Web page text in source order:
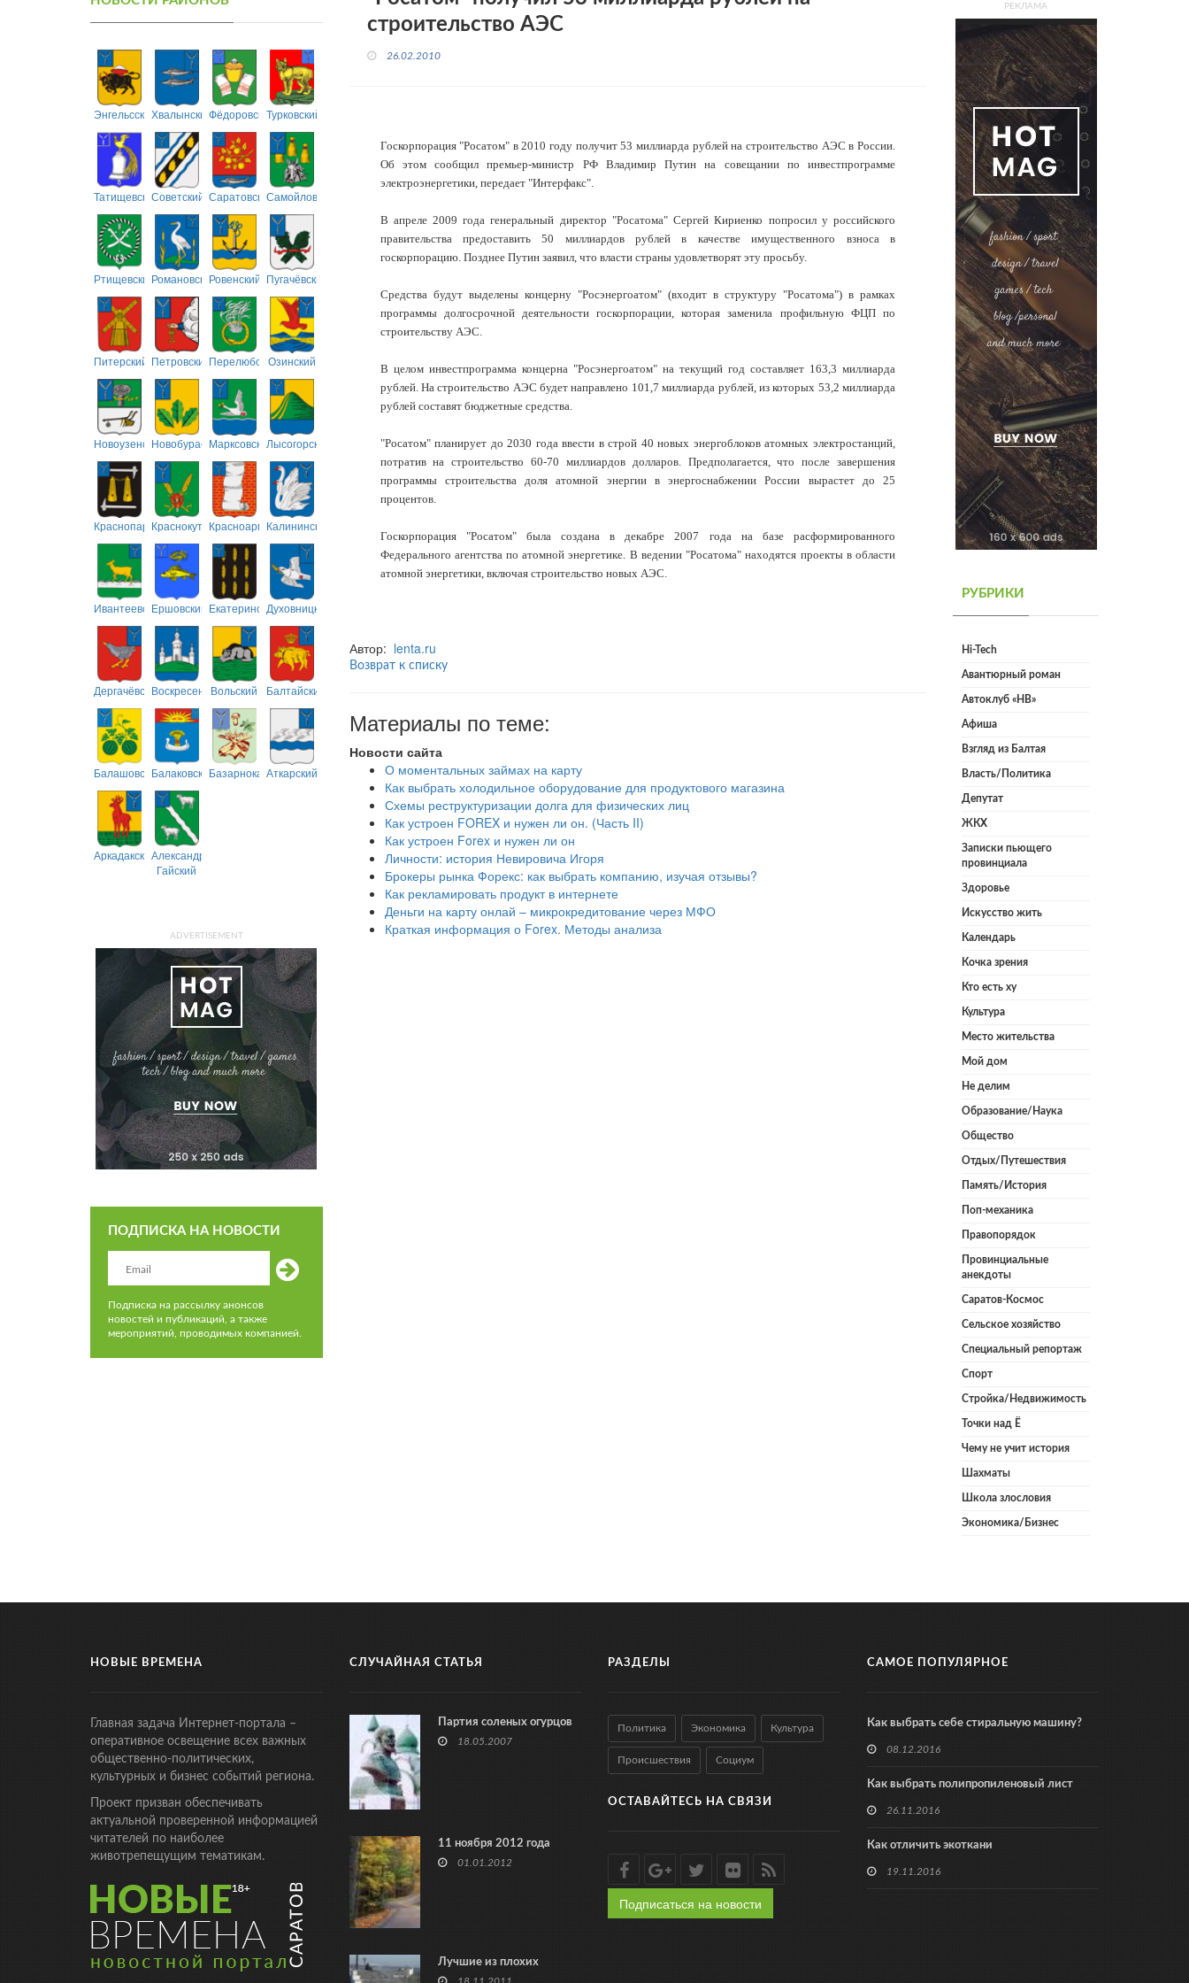
ЭнгельсскийХвалынскийФёдоровскийТурковский
ТатищевскийСоветский СаратовскийСамойловский
РтищевскийРомановскийРовенский Пугачёвский
Питерский ПетровскийПерелюбскийОзинский
НовоузенскийНовобурасскийМарксовскийЛысогорский
Краснопартизанский
КраснокутскийКрасноармейский
Калининский
ИвантеевскийЕршовский ЕкатериновскийДуховницкий
ДергачёвскийВоскресенскийВольский Балтайский
БалашовскийБалаковскийБазарнокарабулакский
Аткарский
АркадакскийАлександрово-
Гайский
ADVERTISEMENT
ПОДПИСКА НА НОВОСТИ
Подписка на рассылку анонсов
новостей и публикаций, а также
мероприятий, проводимых компанией.
строительство АЭС
26.02.2010
Госкорпорация "Росатом" в 2010 году получит 53 миллиарда рублей на строительство АЭС в России.
Об этом сообщил премьер-министр РФ Владимир Путин на совещании по инвестпрограмме
электроэнергетики, передает "Интерфакс".
В апреле 2009 года генеральный директор "Росатома" Сергей Кириенко попросил у российского
правительства предоставить 50 миллиардов рублей в качестве имущественного взноса в
госкорпорацию. Позднее Путин заявил, что власти страны удовлетворят эту просьбу.
Средства будут выделены концерну "Росэнергоатом" (входит в структуру "Росатома") в рамках
программы долгосрочной деятельности госкорпорации, которая заменила профильную ФЦП по
строительству АЭС.
В целом инвестпрограмма концерна "Росэнергоатом" на текущий год составляет 163,3 миллиарда
рублей. На строительство АЭС будет направлено 101,7 миллиарда рублей, из которых 53,2 миллиарда
рублей составят бюджетные средства.
"Росатом" планирует до 2030 года ввести в строй 40 новых энергоблоков атомных электростанций,
потратив на строительство 60-70 миллиардов долларов. Предполагается, что после завершения
программы строительства доля атомной энергии в энергоснабжении России вырастет до 25
процентов.
Госкорпорация "Росатом" была создана в декабре 2007 года на базе расформированного
Федерального агентства по атомной энергетике. В ведении "Росатома" находятся проекты в области
атомной энергетики, включая строительство новых АЭС.
Автор: lenta.ru
Возврат к списку
Материалы по теме:
Новости сайта
О моментальных займах на карту
Как выбрать холодильное оборудование для продуктового магазина
Схемы реструктуризации долга для физических лиц
Как устроен FOREX и нужен ли он. (Часть II)
Как устроен Forex и нужен ли он
Личности: история Невировича Игоря
Брокеры рынка Форекс: как выбрать компанию, изучая отзывы?
Как рекламировать продукт в интернете
Деньги на карту онлай – микрокредитование через МФО
Краткая информация о Forex. Методы анализа
РЕКЛАМА
РУБРИКИ
Hi-Tech
Авантюрный роман
Автоклуб «НВ»
Афиша
Взгляд из Балтая
Власть/Политика
Депутат
ЖКХ
Записки пьющего
провинциала
Здоровье
Искусство жить
Календарь
Кочка зрения
Кто есть ху
Культура
Место жительства
Мой дом
Не делим
Образование/Наука
Общество
Отдых/Путешествия
Память/История
Поп-механика
Правопорядок
Провинциальные
анекдоты
Саратов-Космос
Сельское хозяйство
Специальный репортаж
Спорт
Стройка/Недвижимость
Точки над Ё
Чему не учит история
Шахматы
Школа злословия
Экономика/Бизнес
НОВЫЕ ВРЕМЕНА
Главная задача Интернет-портала –
оперативное освещение всех важных
общественно-политических,
культурных и бизнес событий региона.
Проект призван обеспечивать
актуальной проверенной информацией
читателей по наиболее
животрепещущим тематикам.
СЛУЧАЙНАЯ СТАТЬЯ
Партия соленых огурцов
18.05.2007
11 ноября 2012 года
01.01.2012
Лучшие из плохих
РАЗДЕЛЫ
Политика Экономика Культура
Происшествия Социум
ОСТАВАЙТЕСЬ НА СВЯЗИ
Подписаться на новости
САМОЕ ПОПУЛЯРНОЕ
Как выбрать себе стиральную машину?
08.12.2016
Как выбрать полипропиленовый лист
26.11.2016
Как отличить экоткани
19.11.2016